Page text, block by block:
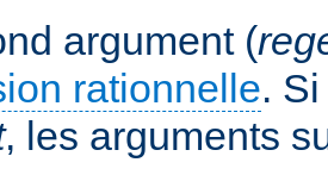
argument (
rationnelle.
, les arguments